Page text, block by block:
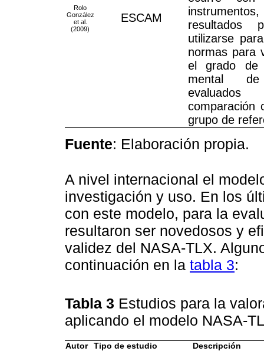
Rolo
González
et al.
(2009)
ESCAM
resultados
utilizarse
normas para
el grado de
mental
comparación
grupo de
Fuente: Elaboración propia.
A nivel internacional el
investigación y uso. En los
con este modelo, para la
resultaron ser novedosos y
validez del NASA-TLX.
continuación en la tabla 3:
Tabla 3 Estudios para la
aplicando el modelo NASA-
Autor Tipo de estudio Descripción